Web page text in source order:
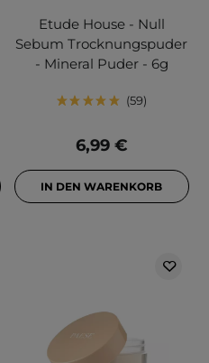
Etude House - Null
Sebum Trocknungspuder
- Mineral Puder - 6g
59
6,99 €
IN DEN WARENKORB